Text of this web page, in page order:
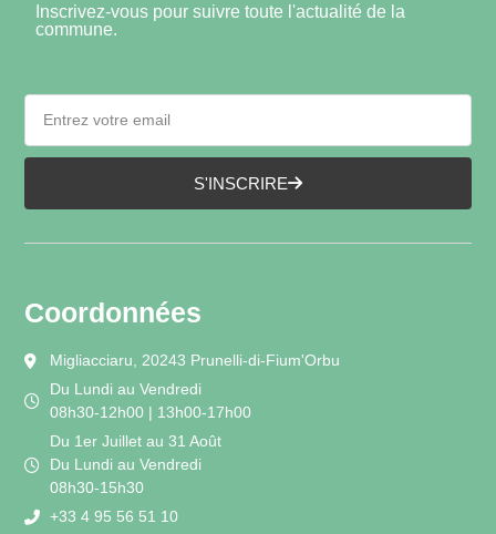
Inscrivez-vous pour suivre toute l'actualité de la
commune.
S'INSCRIRE
Coordonnées
Migliacciaru, 20243 Prunelli-di-Fium'Orbu
Du Lundi au Vendredi
08h30-12h00 | 13h00-17h00
Du 1er Juillet au 31 Août
Du Lundi au Vendredi
08h30-15h30
+33 4 95 56 51 10